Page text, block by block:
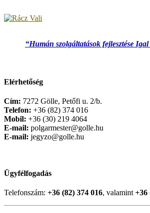
“Humán szolgáltatások fejlesztése
Elérhetőség
Cím: 7272 Gölle, Petőfi u. 2/b.
Telefon: +36 (82) 374 016
Mobil: +36 (30) 219 4064
E-mail: polgarmester@golle.hu
E-mail: jegyzo@golle.hu
Ügyfélfogadás
Telefonszám: +36 (82) 374 016, valamint +36